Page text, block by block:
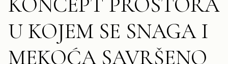
U KOJEM SE SNAGA I
MEKOĆA SAVRŠENO